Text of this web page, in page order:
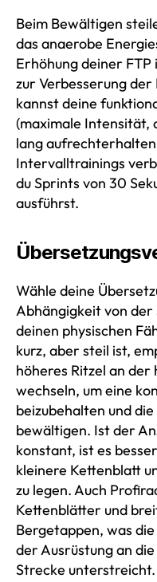
Beim Bewältigen
das anaerobe
Erhöhung deiner
zur Verbesserung
kannst deine
(maximale Intensität,
lang
Intervalltrainings
du Sprints von 30
ausführst.
Wähle deine
Abhängigkeit von der
deinen physischen
kurz, aber steil ist,
höheres Ritzel an der
wechseln, um eine
beizubehalten und
bewältigen. Ist der
konstant, ist es
kleinere Kettenblatt
zu legen. Auch
Kettenblätter und
Bergetappen, was
der Ausrüstung an
Strecke unterstreicht.